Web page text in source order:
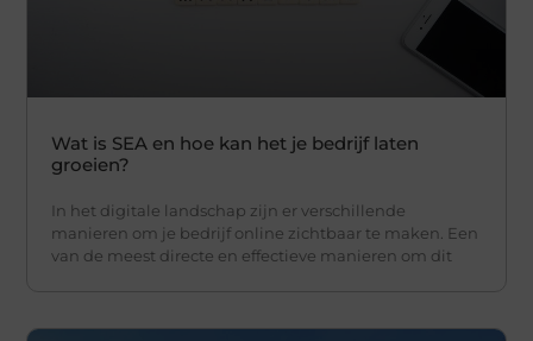
Wat is SEA en hoe kan het je bedrijf laten
groeien?
In het digitale landschap zijn er verschillende
manieren om je bedrijf online zichtbaar te maken. Een
van de meest directe en effectieve manieren om dit